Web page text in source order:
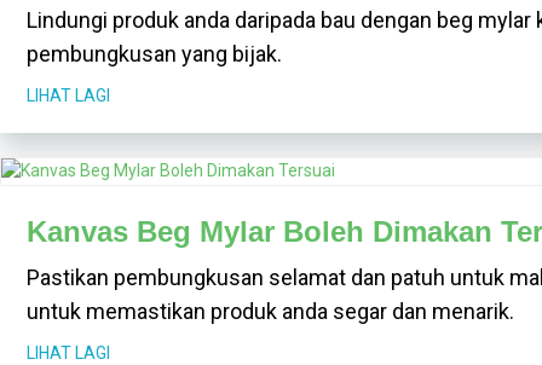
Lindungi produk anda daripada bau dengan beg
pembungkusan yang bijak.
LIHAT LAGI
Kanvas Beg Mylar Boleh Dimakan
Pastikan pembungkusan selamat dan patuh untuk
untuk memastikan produk anda segar dan menarik.
LIHAT LAGI